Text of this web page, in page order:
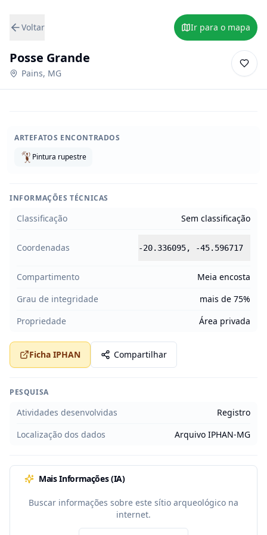
Voltar Ir para o mapa
Posse Grande
Pains, MG
ARTEFATOS ENCONTRADOS
Pintura rupestre
INFORMAÇÕES TÉCNICAS
Classificação Sem classificação
Coordenadas -20.336095, -45.596717
Compartimento
Meia encosta
Grau de integridade
mais de 75%
Propriedade
Área privada
Ficha IPHAN Compartilhar
PESQUISA
Atividades desenvolvidas
Registro
Localização dos dados
Arquivo IPHAN-MG
Mais Informações (IA)
Buscar informações sobre este sítio arqueológico na
internet.